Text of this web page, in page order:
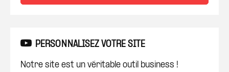
PERSONNALISEZ VOTRE SITE
Notre site est un véritable outil business !